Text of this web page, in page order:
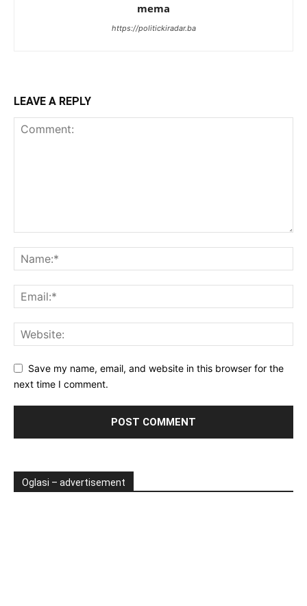
mema
https://politickiradar.ba
LEAVE A REPLY
Save my name, email, and website in this browser for the
next time I comment.
Oglasi – advertisement